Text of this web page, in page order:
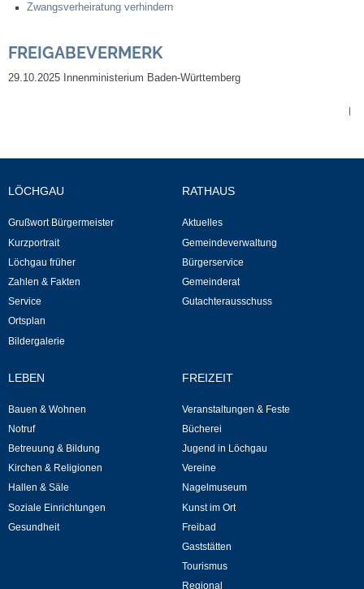
Gemeindeverwaltung
Mitarbeiter
Stellenangebote
Gemeinderat
Sitzungsberichte
Zwangsverheiratung verhindern
FREIGABEVERMERK
29.10.2025 Innenministerium Baden-Württemberg
LÖCHGAU
Grußwort Bürgermeister
Kurzportrait
Löchgau früher
Zahlen & Fakten
Service
Ortsplan
Bildergalerie
RATHAUS
Aktuelles
Gemeindeverwaltung
Bürgerservice
Gemeinderat
Gutachterausschuss
LEBEN
Bauen & Wohnen
Notruf
Betreuung & Bildung
Kirchen & Religionen
Hallen & Säle
Soziale Einrichtungen
Gesundheit
FREIZEIT
Veranstaltungen & Feste
Bücherei
Jugend in Löchgau
Vereine
Nagelmuseum
Kunst im Ort
Freibad
Gaststätten
Tourismus
Regional